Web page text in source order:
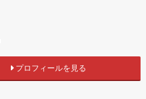
プロフィールを見る